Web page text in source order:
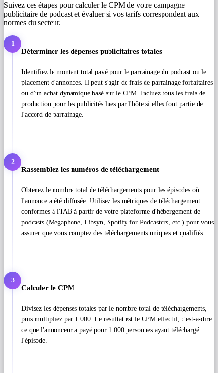
Suivez ces étapes pour calculer le CPM de votre campagne
publicitaire de podcast et évaluer si vos tarifs correspondent aux
normes du secteur.
1
Déterminer les dépenses publicitaires totales
Identifiez le montant total payé pour le parrainage du podcast ou le
placement d'annonces. Il peut s'agir de frais de parrainage forfaitaires
ou d'un achat dynamique basé sur le CPM. Incluez tous les frais de
production pour les publicités lues par l'hôte si elles font partie de
l'accord de parrainage.
2
Rassemblez les numéros de téléchargement
Obtenez le nombre total de téléchargements pour les épisodes où
l'annonce a été diffusée. Utilisez les métriques de téléchargement
conformes à l'IAB à partir de votre plateforme d'hébergement de
podcasts (Megaphone, Libsyn, Spotify for Podcasters, etc.) pour vous
assurer que vous comptez des téléchargements uniques et qualifiés.
3
Calculer le CPM
Divisez les dépenses totales par le nombre total de téléchargements,
puis multipliez par 1 000. Le résultat est le CPM effectif, c'est-à-dire
ce que l'annonceur a payé pour 1 000 personnes ayant téléchargé
l'épisode.